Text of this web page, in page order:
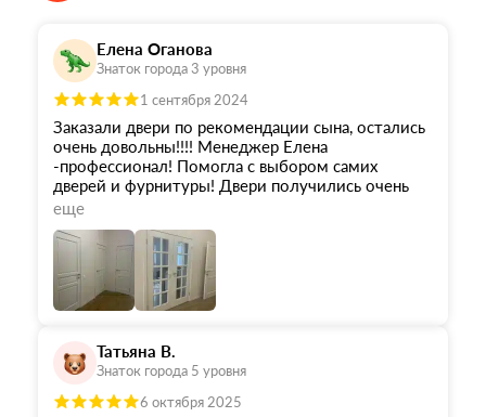
Елена Оганова
Знаток города 3 уровня
1 сентября 2024
Заказали двери по рекомендации сына, остались
очень довольны!!!! Менеджер Елена
-профессионал! Помогла с выбором самих
дверей и фурнитуры! Двери получились очень
красивые, стильные!!!!!
Особая благодарность бригаде монтажников
(бригадир Шариф), очень аккуратно работали,
устанока - высший класс!! Отличные
инструменты, выполнено на высшем уровне!!!
Рекомендую данную команду при выборе !!!!!!
еще
Татьяна В.
Знаток города 5 уровня
6 октября 2025